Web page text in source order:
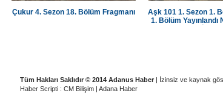
Çukur 4. Sezon 18. Bölüm Fragmanı
Aşk 101 1. Sezon 1.
1. Bölüm
Tüm Hakları Saklıdır © 2014 Adanus Haber | İzinsiz ve kaynak
Haber Scripti : CM Bilişim | Adana Haber